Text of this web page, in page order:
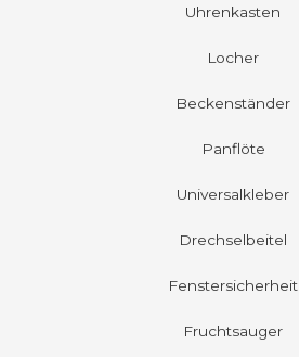
Uhrenkasten
Locher
Beckenständer
Panflöte
Universalkleber
Drechselbeitel
Fenstersicherheit
Fruchtsauger